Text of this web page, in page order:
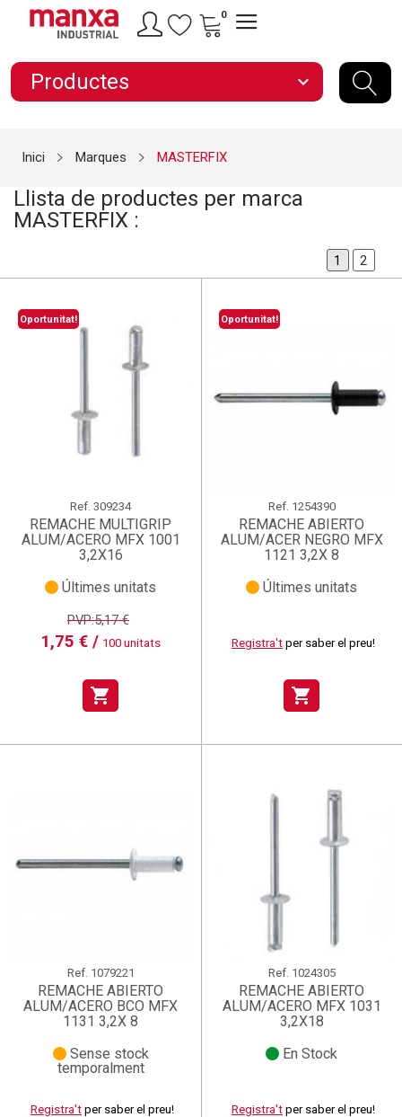
0
Productes expand_more
Inici Marques MASTERFIX
Llista de productes per marca
MASTERFIX :
1 2
Oportunitat!
Ref. 309234
REMACHE MULTIGRIP
ALUM/ACERO MFX 1001
3,2X16
Últimes unitats
PVP:5,17 €
1,75 € / 100 unitats
shopping_cart
Oportunitat!
Ref. 1254390
REMACHE ABIERTO
ALUM/ACER NEGRO MFX
1121 3,2X 8
Últimes unitats
Registra't per saber el preu!
shopping_cart
Ref. 1079221
REMACHE ABIERTO
ALUM/ACERO BCO MFX
1131 3,2X 8
Sense stock
temporalment
Registra't per saber el preu!
Ref. 1024305
REMACHE ABIERTO
ALUM/ACERO MFX 1031
3,2X18
En Stock
Registra't per saber el preu!